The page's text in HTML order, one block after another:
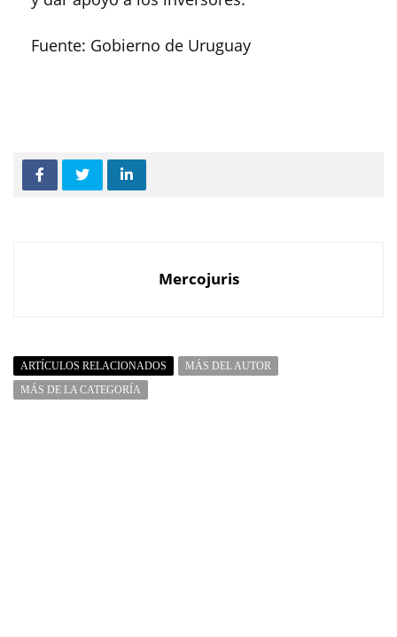
Fuente: Gobierno de Uruguay
Mercojuris
ARTÍCULOS RELACIONADOS
MÁS DEL AUTOR
MÁS DE LA CATEGORÍA